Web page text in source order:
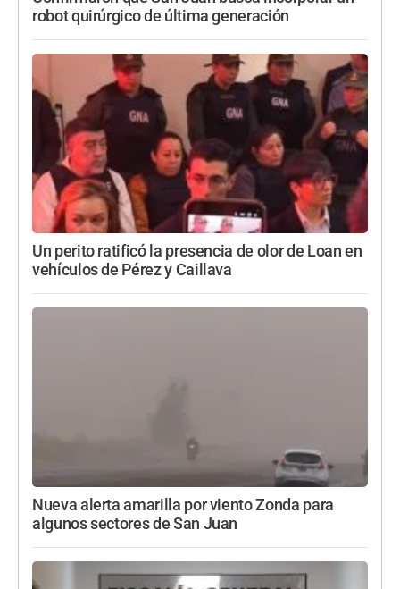
robot quirúrgico de última generación
Un perito ratificó la presencia de olor de Loan en
vehículos de Pérez y Caillava
Nueva alerta amarilla por viento Zonda para
algunos sectores de San Juan